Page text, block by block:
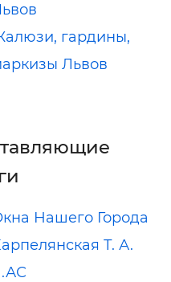
гардины,
Львов
Нашего Города
Т. А.